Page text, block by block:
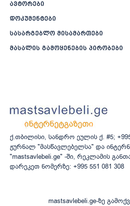
ავტორები
დოკუმენტები
სასარგებლო მისამართები
მასალის გამოყენების პირობები
ქ.თბილისი, სანდრო ეულის ქ. #5; +995
ჟურნალ "მასწავლებელსა" და
"mastsavlebeli.ge" -ში, რეკლამის
დარეკეთ ნომერზე: +995 551 081 308
mastsavlebeli.ge-ზე